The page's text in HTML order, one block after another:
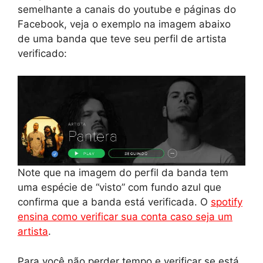
semelhante a canais do youtube e páginas do
Facebook, veja o exemplo na imagem abaixo
de uma banda que teve seu perfil de artista
verificado:
Note que na imagem do perfil da banda tem
uma espécie de “visto” com fundo azul que
confirma que a banda está verificada. O spotify
ensina como verificar sua conta caso seja um
artista.